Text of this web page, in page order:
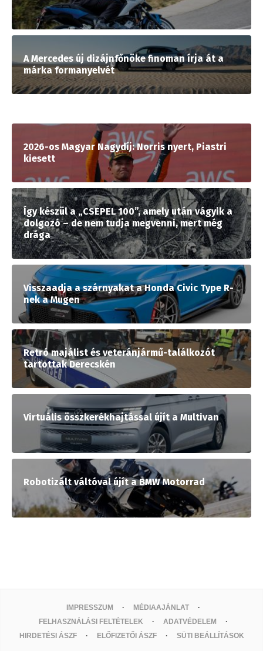
A Mercedes új dizájnfőnöke finoman írja át a
márka formanyelvét
2026-os Magyar Nagydíj: Norris nyert, Piastri
kiesett
Így készül a „CSEPEL 100”, amely után vágyik a
dolgozó – de nem tudja megvenni, mert még
drága
Visszaadja a szárnyakat a Honda Civic Type R-
nek a Mugen
Retró majálist és veteránjármű-találkozót
tartottak Derecskén
Virtuális összkerékhajtással újít a Multivan
Robotizált váltóval újít a BMW Motorrad
IMPRESSZUM
MÉDIAAJÁNLAT
FELHASZNÁLÁSI FELTÉTELEK
ADATVÉDELEM
HIRDETÉSI ÁSZF
ELŐFIZETŐI ÁSZF SÜTI BEÁLLÍTÁSOK